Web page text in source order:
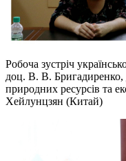
Робоча зустріч
доц. В. В. Бригадиренко,
природних ресурсів та
Хейлунцзян (Китай)